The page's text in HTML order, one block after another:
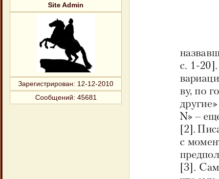
Site Admin
Зарегистрирован: 12-12-2010
Сообщений: 45681